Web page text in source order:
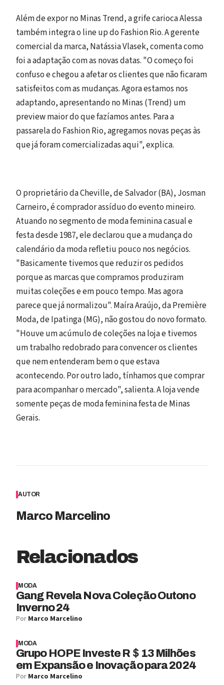
Além de expor no Minas Trend, a grife carioca Alessa
também integra o line up do Fashion Rio. A gerente
comercial da marca, Natássia Vlasek, comenta como
foi a adaptação com as novas datas. "O começo foi
confuso e chegou a afetar os clientes que não ficaram
satisfeitos com as mudanças. Agora estamos nos
adaptando, apresentando no Minas (Trend) um
preview maior do que fazíamos antes. Para a
passarela do Fashion Rio, agregamos novas peças às
que já foram comercializadas aqui", explica.
O proprietário da Cheville, de Salvador (BA), Josman
Carneiro, é comprador assíduo do evento mineiro.
Atuando no segmento de moda feminina casual e
festa desde 1987, ele declarou que a mudança do
calendário da moda refletiu pouco nos negócios.
"Basicamente tivemos que reduzir os pedidos
porque as marcas que compramos produziram
muitas coleções e em pouco tempo. Mas agora
parece que já normalizou". Maíra Araújo, da Première
Moda, de Ipatinga (MG), não gostou do novo formato.
"Houve um acúmulo de coleções na loja e tivemos
um trabalho redobrado para convencer os clientes
que nem entenderam bem o que estava
acontecendo. Por outro lado, tínhamos que comprar
para acompanhar o mercado", salienta. A loja vende
somente peças de moda feminina festa de Minas
Gerais.
AUTOR
Marco Marcelino
Relacionados
MODA
Gang Revela Nova Coleção Outono
Inverno 24
Por Marco Marcelino
MODA
Grupo HOPE Investe R＄13 Milhões
em Expansão e Inovação para 2024
Por Marco Marcelino